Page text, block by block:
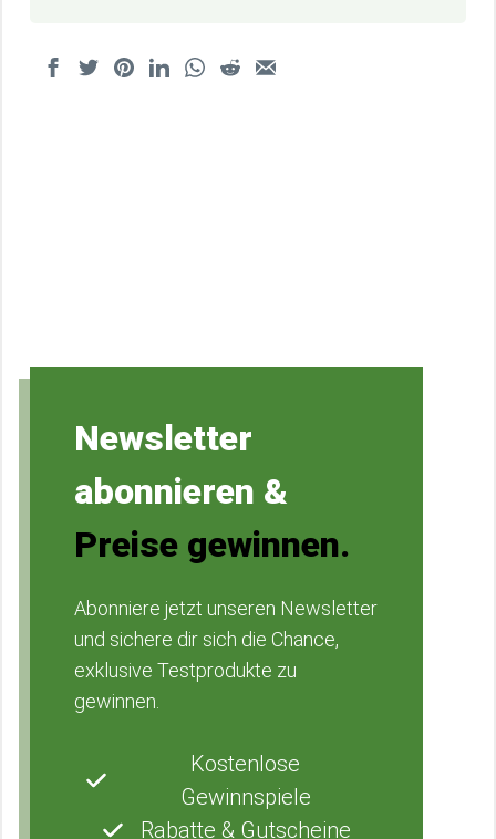
Newsletter
abonnieren &
Preise gewinnen.
Abonniere jetzt unseren Newsletter
und sichere dir sich die Chance,
exklusive Testprodukte zu
gewinnen.
Kostenlose
Gewinnspiele
Rabatte & Gutscheine